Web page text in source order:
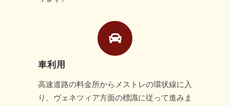
車利用
高速道路の料金所からメストレの環状線に入
り、ヴェネツィア方面の標識に従って進みま